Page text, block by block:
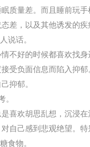
眠质量差。而且睡前玩
态差，以及其他诱发的
话。
好的时候都喜欢找身
受负面信息而陷入抑
抑郁。
欢胡思乱想，沉浸在
自己感到悲观绝望。
物。
在线咨询